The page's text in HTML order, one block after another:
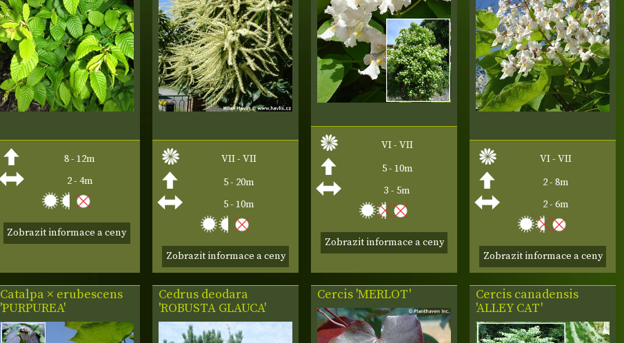
8 - 12m
2 - 4m
Zobrazit informace a ceny
VII - VII
5 - 20m
5 - 10m
Zobrazit informace a ceny
VI - VII
5 - 10m
3 - 5m
Zobrazit informace a ceny
VI - VII
2 - 8m
2 - 6m
Zobrazit informace a ceny
Catalpa × erubescens
'PURPUREA'
Cedrus deodara
'ROBUSTA GLAUCA'
Cercis 'MERLOT'
Cercis canadensis
'ALLEY CAT'